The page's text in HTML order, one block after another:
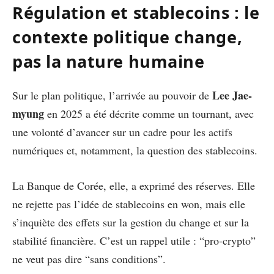
Régulation et stablecoins : le
contexte politique change,
pas la nature humaine
Sur le plan politique, l’arrivée au pouvoir de Lee Jae-
myung en 2025 a été décrite comme un tournant, avec
une volonté d’avancer sur un cadre pour les actifs
numériques et, notamment, la question des stablecoins.
La Banque de Corée, elle, a exprimé des réserves. Elle
ne rejette pas l’idée de stablecoins en won, mais elle
s’inquiète des effets sur la gestion du change et sur la
stabilité financière. C’est un rappel utile : “pro-crypto”
ne veut pas dire “sans conditions”.